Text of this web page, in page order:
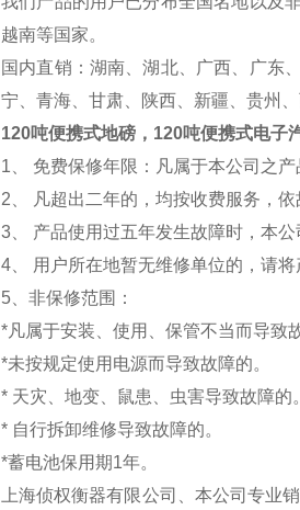
越南等国家。
国内直销：湖南、湖北、广西、广东
宁、青海、甘肃、陕西、新疆、贵州
120吨便携式地磅，120吨便携式电子
1 、 免费保修年限：凡属于本公司之
2、 凡超出二年的，均按收费服务，
3、 产品使用过五年发生故障时，本公
4、 用户所在地暂无维修单位的，请将
5、非保修范围：
*凡属于安装、使用、保管不当而导致
*未按规定使用电源而导致故障的。
* 天灾、地变、鼠患、虫害导致故障的。
* 自行拆卸维修导致故障的。
*蓄电池保用期1年。
上海侦权衡器有限公司、本公司专业